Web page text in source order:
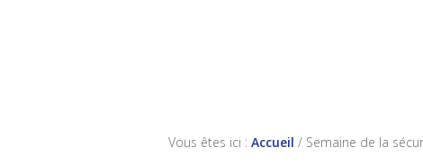
Vous êtes ici : Accueil / Semaine de la